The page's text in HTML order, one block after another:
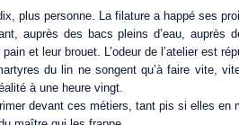
plus personne. La filature a happé ses
auprès des bacs pleins d’eau,
et leur brouet. L’odeur de l’atelier est
du lin ne songent qu’à faire vite,
à une heure vingt.
devant ces métiers, tant pis si elles en